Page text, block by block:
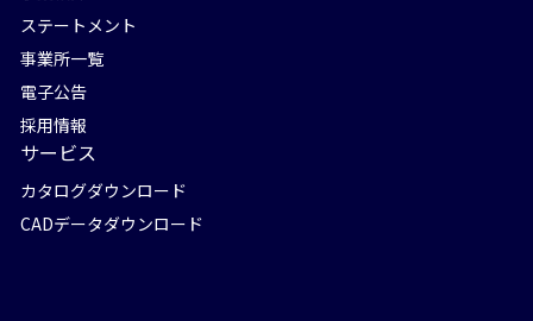
ステートメント
事業所一覧
電子公告
採用情報
サービス
カタログダウンロード
CADデータダウンロード